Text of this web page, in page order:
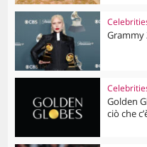
Grammy
Golden
ciò che